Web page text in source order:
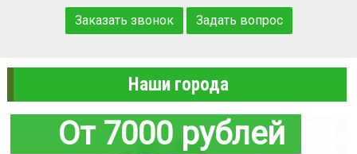
Заказать звонок Задать вопрос
Наши города
От 7000 рублей